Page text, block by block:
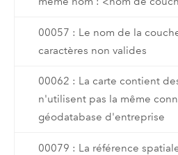
00057 : Le nom de la
caractères non valides
00062 : La carte contient
n'utilisent pas la même
géodatabase d'entreprise
00079 : La référence